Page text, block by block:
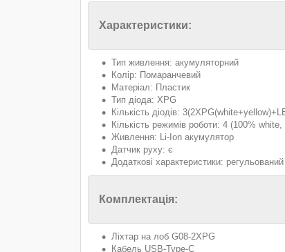
Характеристики:
Тип живлення: акумуляторний
Колір: Помаранчевий
Матеріал: Пластик
Тип діода: XPG
Кількість діодів:
Кількість режимів роботи: 4 (100%
Живлення: Li-Ion акумулятор
Датчик руху: є
Додаткові характеристики:
Комплектація:
Ліхтар на лоб G08-2XPG
Кабель USB-Type-C